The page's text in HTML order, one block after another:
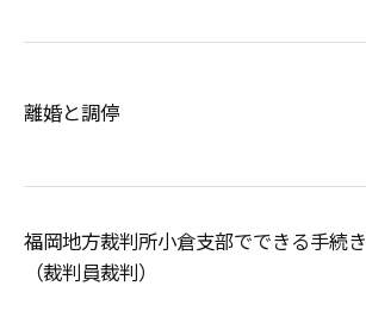
離婚と調停
福岡地方裁判所小倉支部でできる手続き
（裁判員裁判）